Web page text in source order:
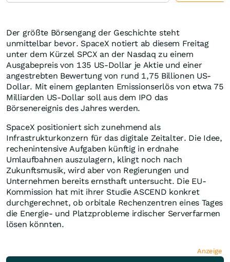
Der größte Börsengang der Geschichte steht
unmittelbar bevor. SpaceX notiert ab diesem Freitag
unter dem Kürzel SPCX an der Nasdaq zu einem
Ausgabepreis von 135 US-Dollar je Aktie und einer
angestrebten Bewertung von rund 1,75 Billionen US-
Dollar. Mit einem geplanten Emissionserlös von etwa 75
Milliarden US-Dollar soll aus dem IPO das
Börsenereignis des Jahres werden.
SpaceX positioniert sich zunehmend als
Infrastrukturkonzern für das digitale Zeitalter. Die Idee,
rechenintensive Aufgaben künftig in erdnahe
Umlaufbahnen auszulagern, klingt noch nach
Zukunftsmusik, wird aber von Regierungen und
Unternehmen bereits ernsthaft untersucht. Die EU-
Kommission hat mit ihrer Studie ASCEND konkret
durchgerechnet, ob orbitale Rechenzentren eines Tages
die Energie- und Platzprobleme irdischer Serverfarmen
lösen könnten.
Anzeige